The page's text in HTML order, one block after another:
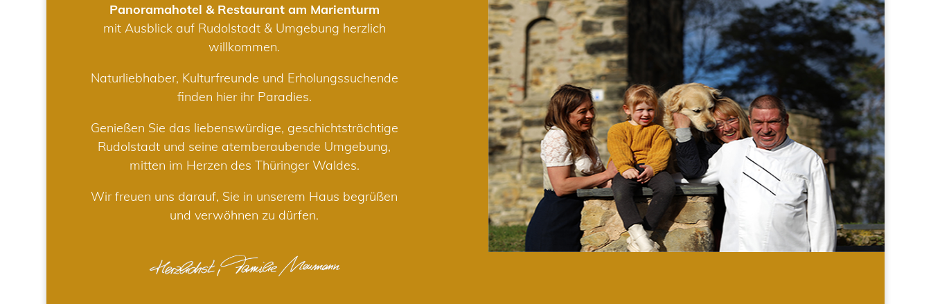
Panoramahotel & Restaurant am Marienturm
mit Ausblick auf Rudolstadt & Umgebung herzlich
willkommen.
Naturliebhaber, Kulturfreunde und Erholungssuchende
finden hier ihr Paradies.
Genießen Sie das liebenswürdige, geschichtsträchtige
Rudolstadt und seine atemberaubende Umgebung,
mitten im Herzen des Thüringer Waldes.
Wir freuen uns darauf, Sie in unserem Haus begrüßen
und verwöhnen zu dürfen.